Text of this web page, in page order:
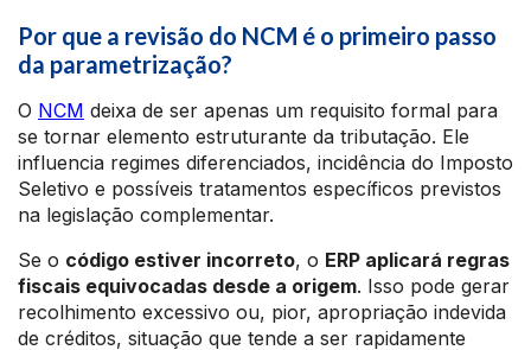
Por que a revisão do NCM é o primeiro passo
da parametrização?
O NCM deixa de ser apenas um requisito formal para
se tornar elemento estruturante da tributação. Ele
influencia regimes diferenciados, incidência do Imposto
Seletivo e possíveis tratamentos específicos previstos
na legislação complementar.
Se o código estiver incorreto, o ERP aplicará regras
fiscais equivocadas desde a origem. Isso pode gerar
recolhimento excessivo ou, pior, apropriação indevida
de créditos, situação que tende a ser rapidamente